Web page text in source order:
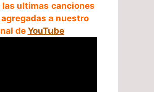
las ultimas canciones
a nuestro
de YouTube